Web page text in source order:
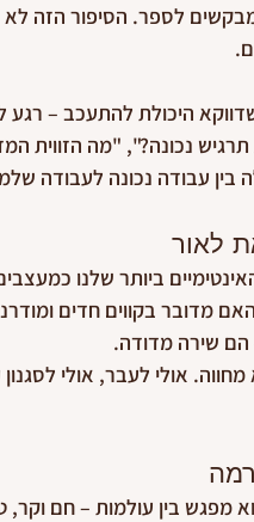
לספר. הסיפור הזה
היכולת להתעכב – רגע
נכונה?", "מה הזווית
עבודה נכונה לעבודה
לאור
ביותר שלנו
מדובר בקווים חדים
הם שירה מדודה.
אולי לעבר, אולי
מפגש בין עולמות – חם